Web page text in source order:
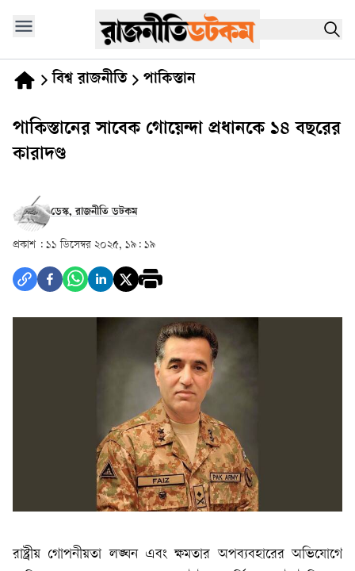
বিশ্ব রাজনীতি পাকিস্তান
পাকিস্তানের সাবেক গোয়েন্দা প্রধানকে ১৪ বছরের
কারাদণ্ড
ডেস্ক, রাজনীতি ডটকম
প্রকাশ : ১১ ডিসেম্বর ২০২৫, ১৯: ১৯
রাষ্ট্রীয় গোপনীয়তা লঙ্ঘন এবং ক্ষমতার অপব্যবহারের অভিযোগে